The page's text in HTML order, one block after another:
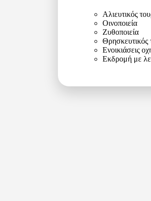
Αλιευτικός
Οινοποιεία
Ζυθοποιεία
Θρησκευτικός
Ενοικιάσεις
Εκδρομή με